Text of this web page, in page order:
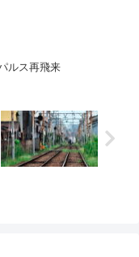
ルス再飛来